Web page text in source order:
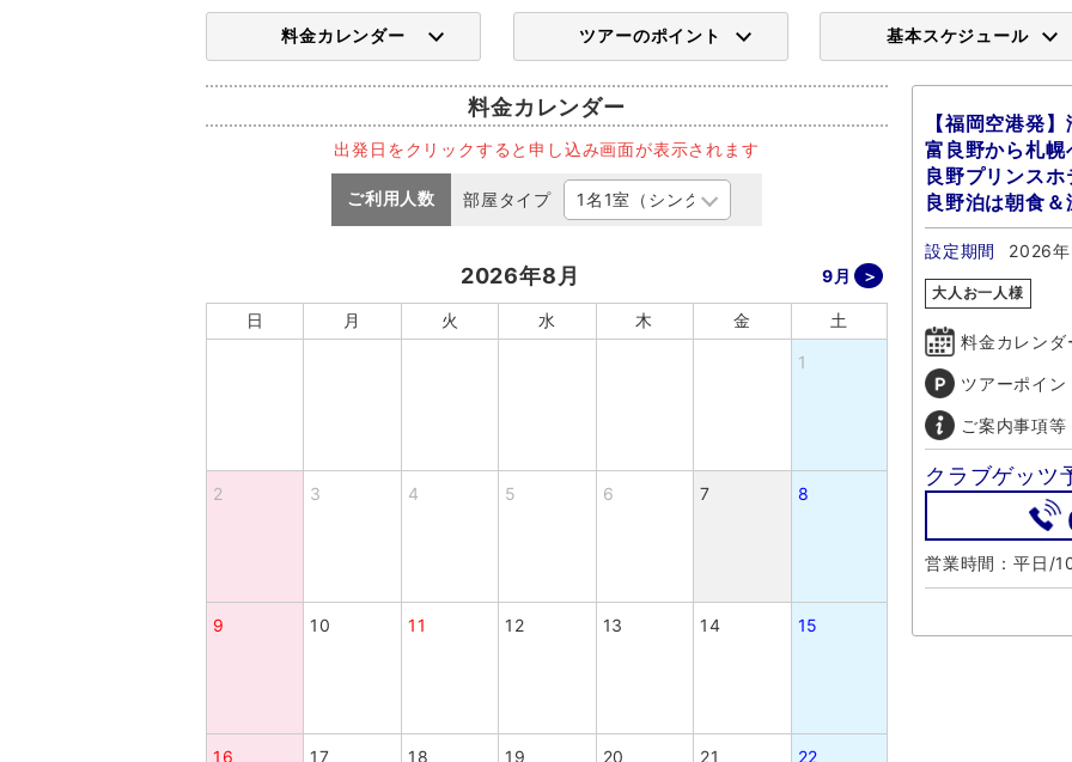
料金カレンダー ツアーのポイント 基本スケジュール
料金カレンダー
出発日をクリックすると申し込み画面が表示されます
ご利用人数 部屋タイプ
2026年8月 9月
日 月 火 水 木 金 土
1
2 3 4 5 6 7 8
9 10 11 12 13 14 15
16 17 18 19 20 21 22
【福岡空港発
富良野から札
良野プリンス
良野泊は朝食
設定期間 2026
大人お一人様
料金カレンダ
ツアーポイン
ご案内事項等
クラブゲッツ
営業時間：平日/